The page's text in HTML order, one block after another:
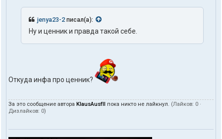
jenya23-2писал(а):
Ну и ценник и правда такой себе.
Откуда инфа про ценник?
За это сообщение автора KlausAusfII пока никто не лайкнул. (Лайков: 0 ·
Дизлайков: 0)